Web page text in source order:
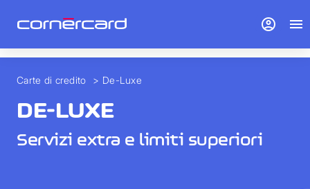
Carte di credito > De-Luxe
DE-LUXE
Servizi extra e limiti superiori
account_circle menu